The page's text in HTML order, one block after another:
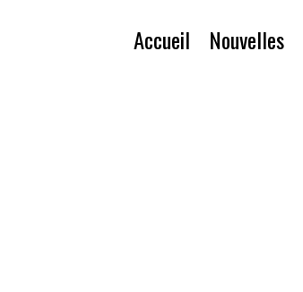
Accueil Nouvelles